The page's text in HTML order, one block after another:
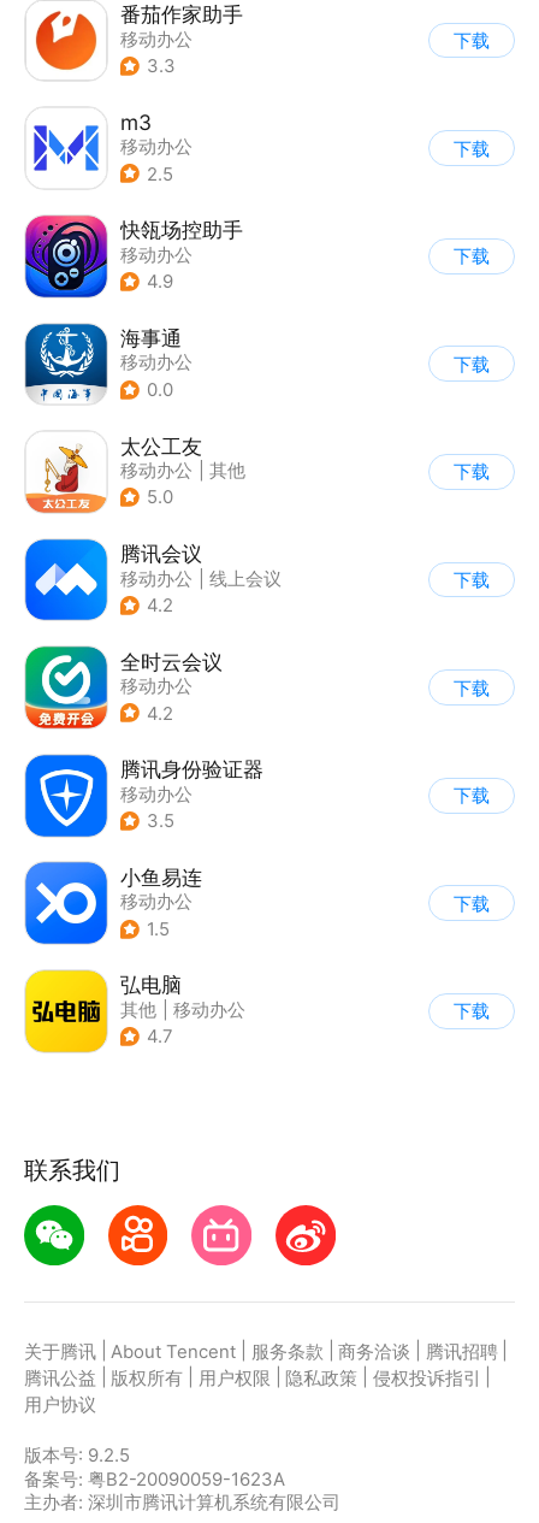
番茄作家助手
移动办公
3.3
下载
m3
移动办公
2.5
下载
快瓴场控助手
移动办公
4.9
下载
海事通
移动办公
0.0
下载
太公工友
移动办公
其他
5.0
下载
腾讯会议
移动办公
线上会议
4.2
下载
全时云会议
移动办公
4.2
下载
腾讯身份验证器
移动办公
3.5
下载
小鱼易连
移动办公
1.5
下载
弘电脑
其他
移动办公
4.7
下载
联系我们
关于腾讯 About Tencent 服务条款 商务洽谈 腾讯招聘
腾讯公益
版权所有 用户权限 隐私政策 侵权投诉指引
用户协议
版本号: 9.2.5
备案号: 粤B2-20090059-1623A
主办者: 深圳市腾讯计算机系统有限公司